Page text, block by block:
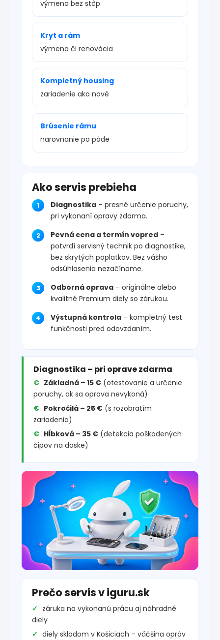
výmena bez stôp
Kryt a rám
výmena či renovácia
Kompletný housing
zariadenie ako nové
Brúsenie rámu
narovnanie po páde
Ako servis prebieha
Diagnostika – presné určenie poruchy,
pri vykonaní opravy zdarma.
Pevná cena a termín vopred –
potvrdí servisný technik po diagnostike,
bez skrytých poplatkov. Bez vášho
odsúhlasenia nezačíname.
Odborná oprava – originálne alebo
kvalitné Premium diely so zárukou.
Výstupná kontrola – kompletný test
funkčnosti pred odovzdaním.
Diagnostika – pri oprave zdarma
Základná – 15 € (otestovanie a určenie
poruchy, ak sa oprava nevykoná)
Pokročilá – 25 € (s rozobratím
zariadenia)
Hĺbková – 35 € (detekcia poškodených
čipov na doske)
Prečo servis v iguru.sk
záruka na vykonanú prácu aj náhradné
diely
diely skladom v Košiciach – väčšina opráv